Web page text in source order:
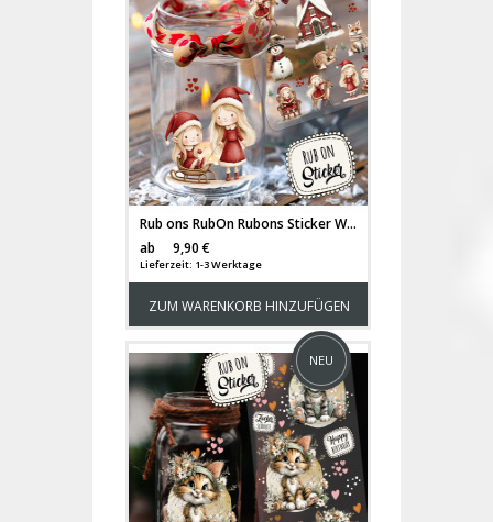
Rub ons RubOn Rubons Sticker Weihnachten Weihnachtssticker Weihnachtsmotive Tiere Wichtel Tür Elfentür Stern Weihnachtswichtel Zwerge A5 Bogen rb27
ab
9,90 €
Lieferzeit: 1-3 Werktage
ZUM WARENKORB HINZUFÜGEN
NEU